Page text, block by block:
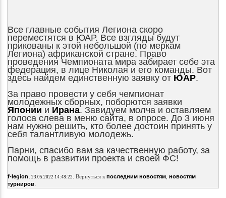
Все главные события Легиона скоро
переместятся в ЮАР. Все взгляды будут
прикованы к этой небольшой (по меркам
Легиона) африканской стране. Право
проведения Чемпионата мира забирает себе эта
федерация, в лице Николая и его команды. Вот
здесь найдем единственную заявку от ЮАР.
За право провести у себя чемпионат
молодежных сборных, поборются заявки
Японии и Ирана. Завидуем молча и оставляем
голоса слева в меню сайта, в опросе. До 3 июня
нам нужно решить, кто более достоин принять у
себя талантливую молодежь.
Парни, спасибо вам за качественную работу, за
помощь в развитии проекта и своей ФС!
f-legion 23.05.2022 14:48:22 Вернуться к последним новостям, новостям
турниров.